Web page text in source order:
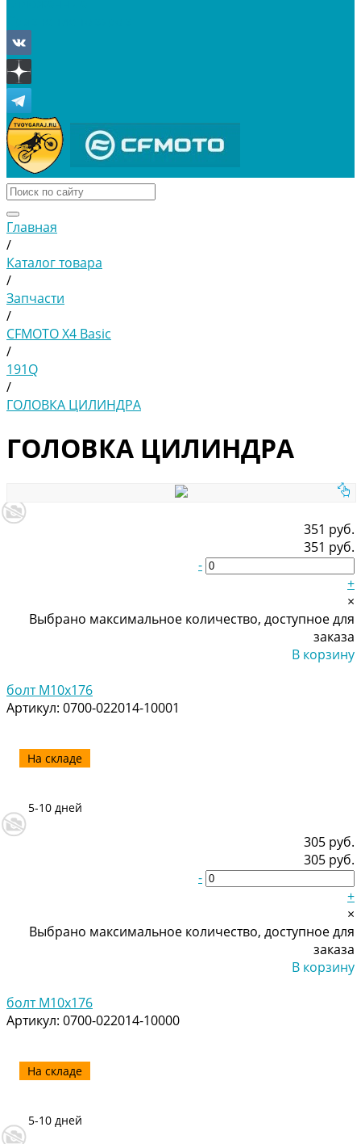
Главная
/
Каталог товара
/
Запчасти
/
CFMOTO X4 Basic
/
191Q
/
ГОЛОВКА ЦИЛИНДРА
ГОЛОВКА ЦИЛИНДРА
351 руб.
351 руб.
-
+
×
Выбрано максимальное количество, доступное для
заказа
В корзину
болт M10x176
Артикул: 0700-022014-10001
На складе
5-10 дней
305 руб.
305 руб.
-
+
×
Выбрано максимальное количество, доступное для
заказа
В корзину
болт М10х176
Артикул: 0700-022014-10000
На складе
5-10 дней